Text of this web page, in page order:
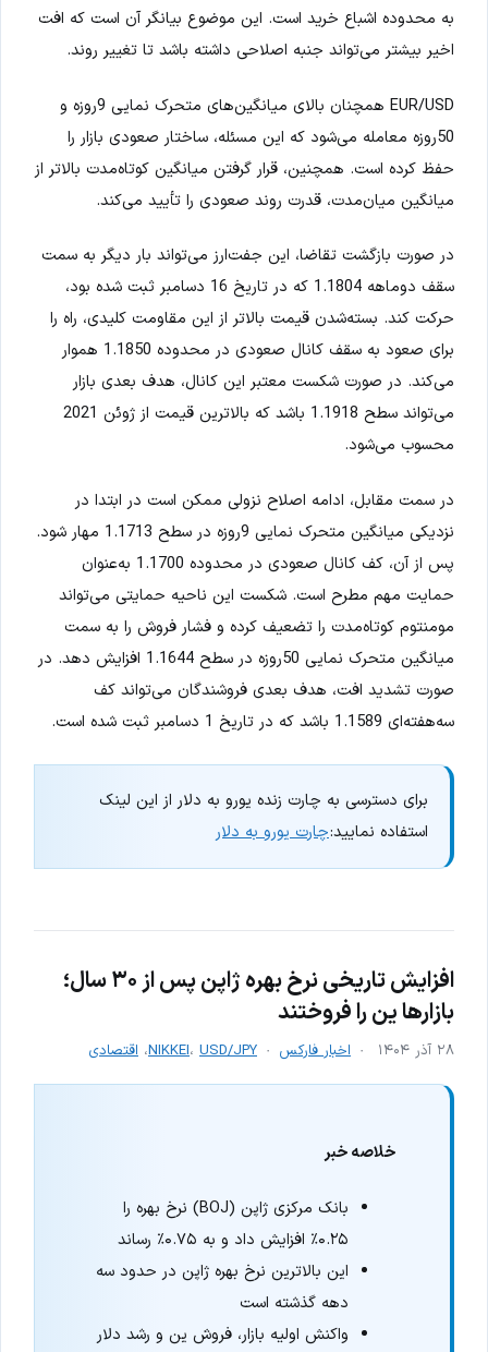
به محدوده اشباع خرید است. این موضوع بیانگر آن است که افت
اخیر بیشتر می‌تواند جنبه اصلاحی داشته باشد تا تغییر روند.
EUR/USD همچنان بالای میانگین‌های متحرک نمایی 9روزه و
50روزه معامله می‌شود که این مسئله، ساختار صعودی بازار را
حفظ کرده است. همچنین، قرار گرفتن میانگین کوتاه‌مدت بالاتر از
میانگین میان‌مدت، قدرت روند صعودی را تأیید می‌کند.
در صورت بازگشت تقاضا، این جفت‌ارز می‌تواند بار دیگر به سمت
سقف دوماهه 1.1804 که در تاریخ 16 دسامبر ثبت شده بود،
حرکت کند. بسته‌شدن قیمت بالاتر از این مقاومت کلیدی، راه را
برای صعود به سقف کانال صعودی در محدوده 1.1850 هموار
می‌کند. در صورت شکست معتبر این کانال، هدف بعدی بازار
می‌تواند سطح 1.1918 باشد که بالاترین قیمت از ژوئن 2021
محسوب می‌شود.
در سمت مقابل، ادامه اصلاح نزولی ممکن است در ابتدا در
نزدیکی میانگین متحرک نمایی 9روزه در سطح 1.1713 مهار شود.
پس از آن، کف کانال صعودی در محدوده 1.1700 به‌عنوان
حمایت مهم مطرح است. شکست این ناحیه حمایتی می‌تواند
مومنتوم کوتاه‌مدت را تضعیف کرده و فشار فروش را به سمت
میانگین متحرک نمایی 50روزه در سطح 1.1644 افزایش دهد. در
صورت تشدید افت، هدف بعدی فروشندگان می‌تواند کف
سه‌هفته‌ای 1.1589 باشد که در تاریخ 1 دسامبر ثبت شده است.
برای دسترسی به چارت زنده یورو به دلار از این لینک
استفاده نمایید:چارت یورو به دلار
افزایش تاریخی نرخ بهره ژاپن پس از ۳۰ سال؛
بازارها ین را فروختند
۲۸ آذر ۱۴۰۴ اخبار فارکس NIKKEI، USD/JPY ، اقتصادی
خلاصه خبر
بانک مرکزی ژاپن (BOJ) نرخ بهره را
۰.۲۵٪ افزایش داد و به ۰.۷۵٪ رساند
این بالاترین نرخ بهره ژاپن در حدود سه
دهه گذشته است
واکنش اولیه بازار، فروش ین و رشد دلار